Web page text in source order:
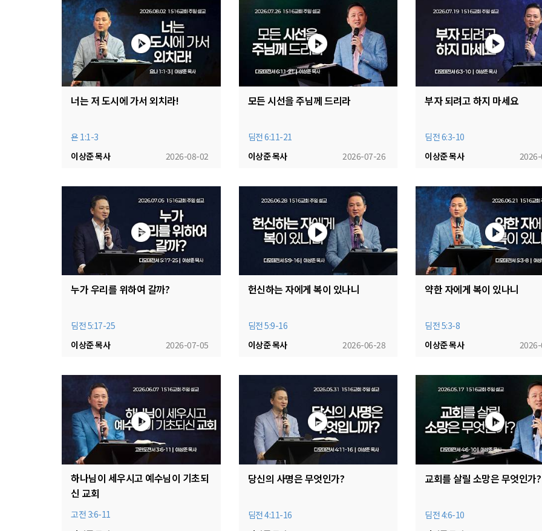
너는 저 도시에 가서 외치라!
욘 1:1-3
2026-08-02
이상준 목사
모든 시선을 주님께 드리라
딤전 6:11-21
2026-07-26
이상준 목사
부자 되려고 하지 마세요
딤전 6:3-10
이상준 목사
누가 우리를 위하여 갈까?
딤전 5:17-25
2026-07-05
이상준 목사
헌신하는 자에게 복이 있나니
딤전 5:9-16
2026-06-28
이상준 목사
약한 자에게 복이 있나니
딤전 5:3-8
이상준 목사
하나님이 세우시고 예수님이 기초되
신 교회
고전 3:6-11
당신의 사명은 무엇인가?
딤전 4:11-16
교회를 살릴 소망은 무엇인가?
딤전 4:6-10